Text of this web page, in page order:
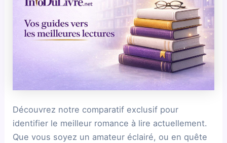
Découvrez notre comparatif exclusif pour
identifier le meilleur romance à lire actuellement.
Que vous soyez un amateur éclairé, ou en quête